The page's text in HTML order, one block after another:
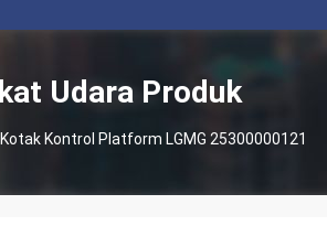
Udara Produk
Kotak Kontrol Platform LGMG 25300000121